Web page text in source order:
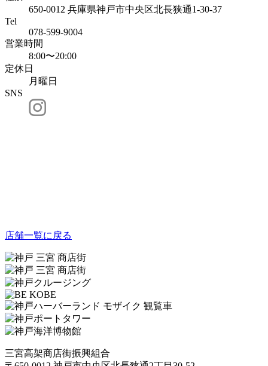
650-0012 兵庫県神戸市中央区北長狭通1-30-37
Tel
078-599-9004
営業時間
8:00〜20:00
定休日
月曜日
SNS
店舗一覧に戻る
三宮高架商店街振興組合